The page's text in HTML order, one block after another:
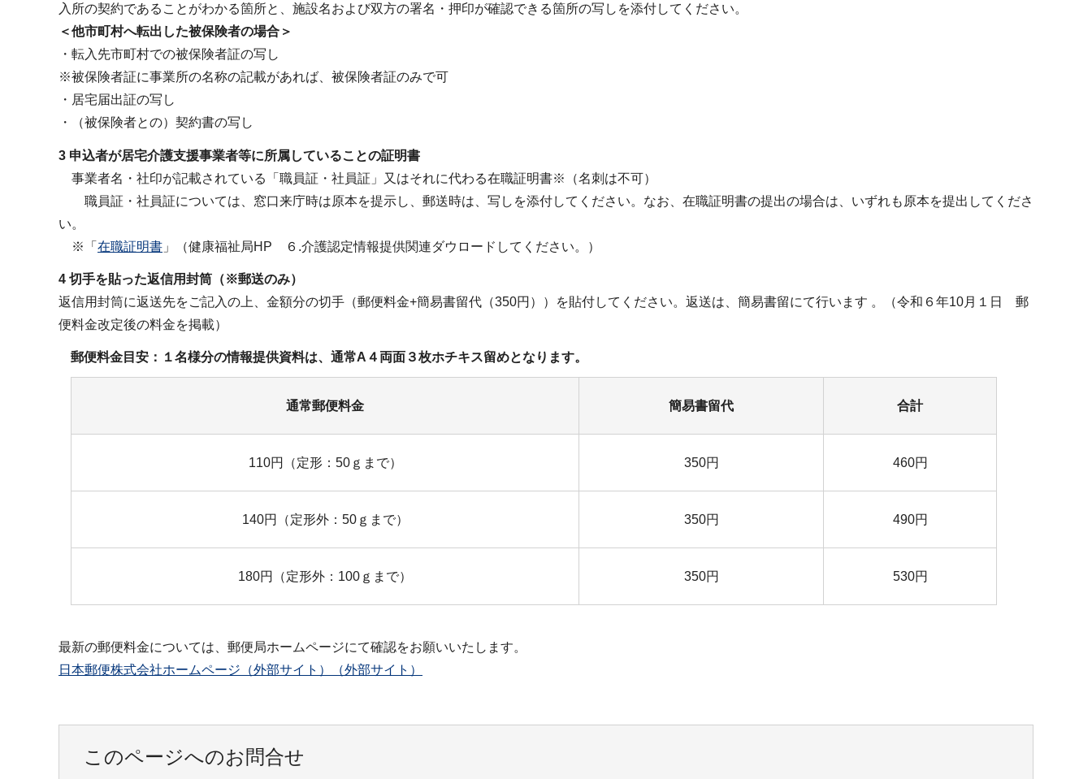
入所の契約であることがわかる箇所と、施設名および双方の署名・押印が確認できる箇所の写しを添付してください。
＜他市町村へ転出した被保険者の場合＞
・転入先市町村での被保険者証の写し
※被保険者証に事業所の名称の記載があれば、被保険者証のみで可
・居宅届出証の写し
・（被保険者との）契約書の写し
3 申込者が居宅介護支援事業者等に所属していることの証明書
事業者名・社印が記載されている「職員証・社員証」又はそれに代わる在職証明書※（名刺は不可）
職員証・社員証については、窓口来庁時は原本を提示し、郵送時は、写しを添付してください。なお、在職証明書の提出の場合は、いずれも原本を提出してくださ
い。
※「 在職証明書 」（健康福祉局HP ６.介護認定情報提供関連ダウロードしてください。）
4 切手を貼った返信用封筒（※郵送のみ）
返信用封筒に返送先をご記入の上、金額分の切手（郵便料金+簡易書留代（350円））を貼付してください。返送は、簡易書留にて行います 。（令和６年10月１日 郵
便料金改定後の料金を掲載）
郵便料金目安：１名様分の情報提供資料は、通常A４両面３枚ホチキス留めとなります。
通常郵便料金 簡易書留代 合計
110円（定形：50ｇまで） 350円 460円
140円（定形外：50ｇまで） 350円 490円
180円（定形外：100ｇまで） 350円 530円
最新の郵便料金については、郵便局ホームページにて確認をお願いいたします。
日本郵便株式会社ホームページ（外部サイト）（外部サイト）
このページへのお問合せ